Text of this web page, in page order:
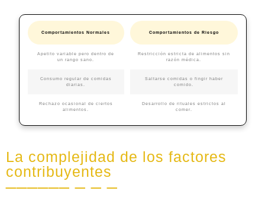
Comportamientos Normales Comportamientos de Riesgo
Apetito variable pero dentro de
un rango sano.
Restricción estricta de alimentos sin
razón médica.
Consumo regular de comidas
diarias.
Saltarse comidas o fingir haber
comido.
Rechazo ocasional de ciertos
alimentos.
Desarrollo de rituales estrictos al
comer.
La complejidad de los factores
contribuyentes